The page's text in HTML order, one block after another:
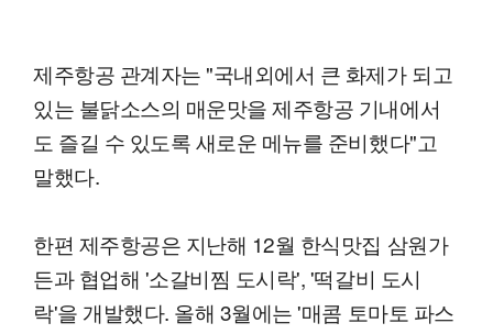
제주항공 관계자는 "국내외에서 큰 화제가 되고
있는 불닭소스의 매운맛을 제주항공 기내에서
도 즐길 수 있도록 새로운 메뉴를 준비했다"고
말했다.
한편 제주항공은 지난해 12월 한식맛집 삼원가
든과 협업해 '소갈비찜 도시락', '떡갈비 도시
락'을 개발했다. 올해 3월에는 '매콤 토마토 파스